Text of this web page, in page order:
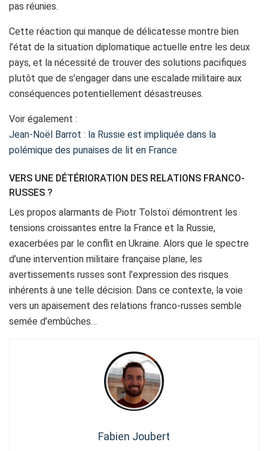
pas réunies.
Cette réaction qui manque de délicatesse montre bien
l’état de la situation diplomatique actuelle entre les deux
pays, et la nécessité de trouver des solutions pacifiques
plutôt que de s’engager dans une escalade militaire aux
conséquences potentiellement désastreuses.
Voir également :
Jean-Noël Barrot : la Russie est impliquée dans la
polémique des punaises de lit en France
VERS UNE DÉTÉRIORATION DES RELATIONS FRANCO-
RUSSES ?
Les propos alarmants de Piotr Tolstoï démontrent les
tensions croissantes entre la France et la Russie,
exacerbées par le conflit en Ukraine. Alors que le spectre
d’une intervention militaire française plane, les
avertissements russes sont l’expression des risques
inhérents à une telle décision. Dans ce contexte, la voie
vers un apaisement des relations franco-russes semble
semée d’embûches…
Fabien Joubert